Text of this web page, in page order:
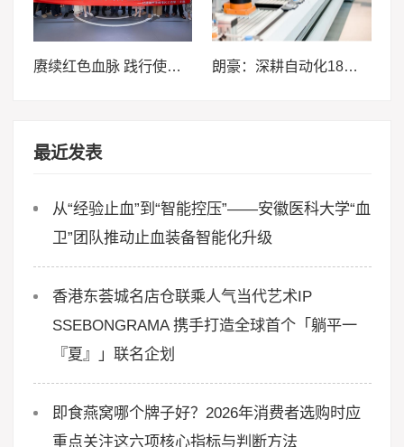
赓续红色血脉 践行使命担当——民建鼓楼第二支部赴绍岐村开展“迎七一”主题教育交流活动 朗豪：深耕自动化18载，以Know-how赋能中国制造数字化转型
最近发表
从“经验止血”到“智能控压”——安徽医科大学“血
卫”团队推动止血装备智能化升级
香港东荟城名店仓联乘人气当代艺术IP
SSEBONGRAMA 携手打造全球首个「躺平一
『夏』」联名企划
即食燕窝哪个牌子好？2026年消费者选购时应
重点关注这六项核心指标与判断方法